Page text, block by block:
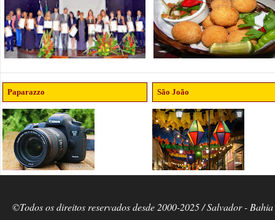
Paparazzo São João
©Todos os direitos reservados desde 2000-2025 / Salvador -